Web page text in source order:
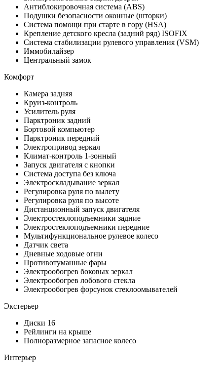
Антиблокировочная система (ABS)
Подушки безопасности оконные (шторки)
Система помощи при старте в гору (HSA)
Крепление детского кресла (задний ряд) ISOFIX
Система стабилизации рулевого управления (VSM)
Иммобилайзер
Центральный замок
Комфорт
Камера задняя
Круиз-контроль
Усилитель руля
Парктроник задний
Бортовой компьютер
Парктроник передний
Электропривод зеркал
Климат-контроль 1-зонный
Запуск двигателя с кнопки
Система доступа без ключа
Электроскладывание зеркал
Регулировка руля по вылету
Регулировка руля по высоте
Дистанционный запуск двигателя
Электростеклоподъемники задние
Электростеклоподъемники передние
Мультифункциональное рулевое колесо
Датчик света
Дневные ходовые огни
Противотуманные фары
Электрообогрев боковых зеркал
Электрообогрев лобового стекла
Электрообогрев форсунок стеклоомывателей
Экстерьер
Диски 16
Рейлинги на крыше
Полноразмерное запасное колесо
Интерьер